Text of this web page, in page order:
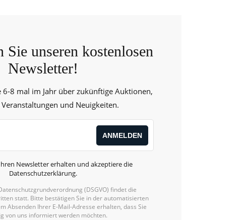
Sie unseren kostenlosen
Newsletter!
8 mal im Jahr über zukünftige Auktionen,
und Neuigkeiten.
Newsletter erhalten und akzeptiere die
Datenschutzerklärung.
(DSGVO) findet die
statt. Bitte bestätigen Sie in der automatisierten
Absenden Ihrer E-Mail-Adresse erhalten, dass Sie
von uns informiert werden möchten.